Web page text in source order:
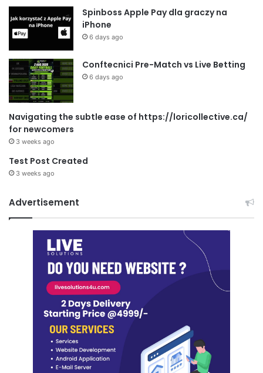
Spinboss Apple Pay dla graczy na
iPhone
6 days ago
Conftecnici Pre-Match vs Live Betting
6 days ago
Navigating the subtle ease of https://loricollective.ca/
for newcomers
3 weeks ago
Test Post Created
3 weeks ago
Advertisement